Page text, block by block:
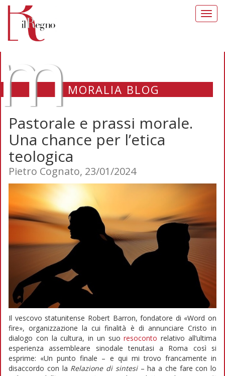
MORALIA BLOG
Pastorale e prassi morale.
Una chance per l’etica
teologica
Pietro Cognato, 23/01/2024
Il vescovo statunitense Robert Barron, fondatore di «Word on
fire», organizzazione la cui finalità è di annunciare Cristo in
dialogo con la cultura, in un suoresocontorelativo all’ultima
esperienza assembleare sinodale tenutasi a Roma così si
esprime: «Un punto finale – e qui mi trovo francamente in
disaccordo con la Relazione di sintesi– ha a che fare con lo